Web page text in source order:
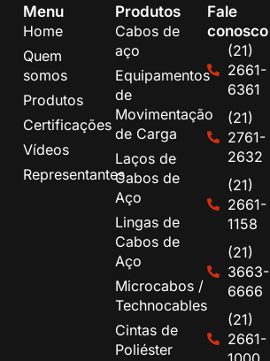
Menu
Home
Quem
somos
Produtos
Certificações
Vídeos
Representantes
Produtos
Cabos de
aço
Equipamentos
de
Movimentação
de Carga
Laços de
Cabos de
Aço
Lingas de
Cabos de
Aço
Microcabos /
Technocables
Cintas de
Poliéster
Fale
conosco
(21)
2661-
6361
(21)
2761-
2632
(21)
2661-
1158
(21)
3663-
6666
(21)
2661-